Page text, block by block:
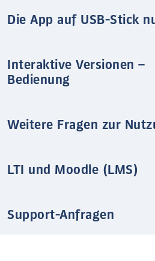
Die App auf USB-Stick
Interaktive Versionen –
Bedienung
Weitere Fragen zur
LTI und Moodle (LMS)
Support-Anfragen